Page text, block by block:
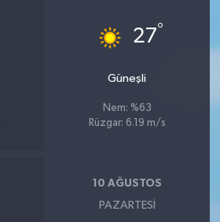
27°
Güneşli
Nem: %63
Rüzgar: 6.19 m/s
10 AĞUSTOS
PAZARTESI